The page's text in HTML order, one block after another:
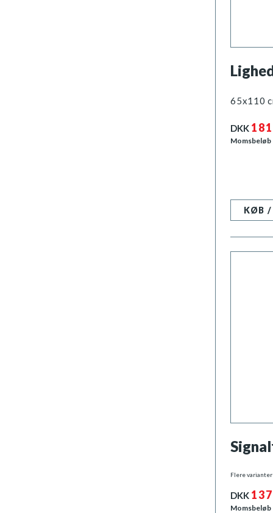
65x110
DKK
Momsbeløb
KØB /
Flere varianter
DKK
Momsbeløb